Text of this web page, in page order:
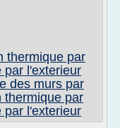
thermique par
par l'exterieur
des murs par
thermique par
par l'exterieur